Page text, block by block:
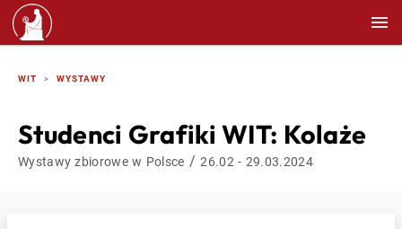
WIT WYSTAWY
Studenci Grafiki WIT: Kolaże
Wystawy zbiorowe w Polsce /26.02 - 29.03.2024